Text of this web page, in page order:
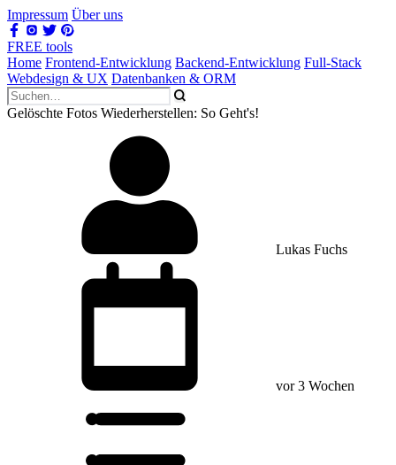
Impressum Über uns
FREE tools
Home Frontend-Entwicklung Backend-Entwicklung Full-Stack
Webdesign & UX Datenbanken & ORM
Gelöschte Fotos Wiederherstellen: So Geht's!
Lukas Fuchs
vor 3 Wochen